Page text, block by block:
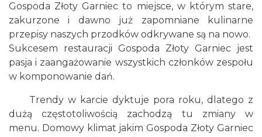
Gospoda Złoty Garniec to miejsce, w którym stare,
zakurzone i dawno już zapomniane kulinarne
przepisy naszych przodków odkrywane są na nowo.
Sukcesem restauracji Gospoda Złoty Garniec jest
pasja i zaangażowanie wszystkich członków zespołu
w komponowanie dań.
Trendy w karcie dyktuje pora roku, dlatego z
dużą częstotoliwością zachodzą tu zmiany w
menu. Domowy klimat jakim Gospoda Złoty Garniec